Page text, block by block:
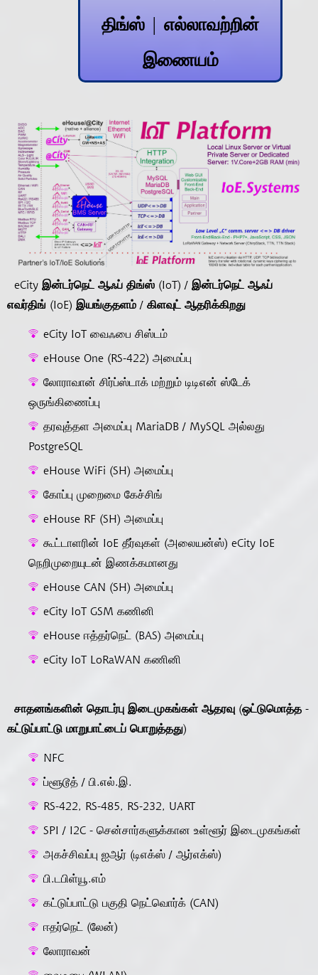
திங்ஸ் | எல்லாவற்றின்
இணையம்
eCity இன்டர்நெட் ஆஃப் திங்ஸ் (IoT) / இன்டர்நெட் ஆஃப்
எவர்திங் (IoE) இயங்குதளம் / கிளவுட் ஆதரிக்கிறது
eCity IoT வைஃபை சிஸ்டம்
eHouse One (RS-422) அமைப்பு
லோராவான் சிர்ப்ஸ்டாக் மற்றும் டிடிஎன் ஸ்டேக்
ஒருங்கிணைப்பு
தரவுத்தள அமைப்பு MariaDB / MySQL அல்லது
PostgreSQL
eHouse WiFi (SH) அமைப்பு
கோப்பு முறைமை கேச்சிங்
eHouse RF (SH) அமைப்பு
கூட்டாளரின் IoE தீர்வுகள் (அலையன்ஸ்) eCity IoE
நெறிமுறையுடன் இணக்கமானது
eHouse CAN (SH) அமைப்பு
eCity IoT GSM கணினி
eHouse ஈத்தர்நெட் (BAS) அமைப்பு
eCity IoT LoRaWAN கணினி
சாதனங்களின் தொடர்பு இடைமுகங்கள் ஆதரவு (ஒட்டுமொத்த -
கட்டுப்பாட்டு மாறுபாட்டைப் பொறுத்தது)
NFC
ப்ளூடூத் / பி.எல்.இ.
RS-422, RS-485, RS-232, UART
SPI / I2C - சென்சார்களுக்கான உள்ளூர் இடைமுகங்கள்
அகச்சிவப்பு ஐஆர் (டிஎக்ஸ் / ஆர்எக்ஸ்)
பி.டபிள்யூ.எம்
கட்டுப்பாட்டு பகுதி நெட்வொர்க் (CAN)
ஈதர்நெட் (லேன்)
லோராவன்